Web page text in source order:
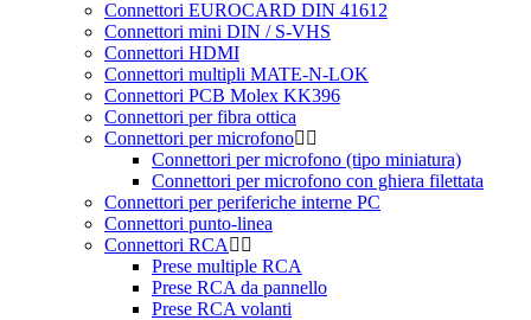
Connettori EUROCARD DIN 41612
Connettori mini DIN / S-VHS
Connettori HDMI
Connettori multipli MATE-N-LOK
Connettori PCB Molex KK396
Connettori per fibra ottica
Connettori per microfono
Connettori per microfono (tipo miniatura)
Connettori per microfono con ghiera filettata
Connettori per periferiche interne PC
Connettori punto-linea
Connettori RCA
Prese multiple RCA
Prese RCA da pannello
Prese RCA volanti